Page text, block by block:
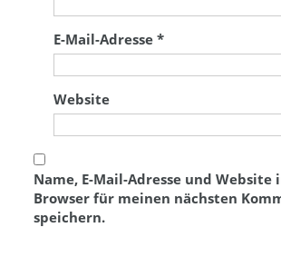
E-Mail-Adresse*
Website
Name, E-Mail-Adresse und Website
Browser für meinen nächsten
speichern.